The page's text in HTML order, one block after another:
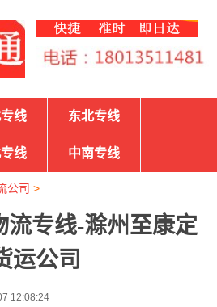
线 东北专线
线 中南专线
公司 >
流专线-滁州至康定
运公司
12:08:24